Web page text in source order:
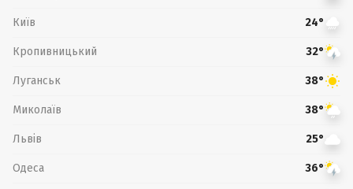
Київ 24°
Кропивницький 32°
Луганськ 38°
Миколаїв 38°
Львів 25°
Одеса 36°